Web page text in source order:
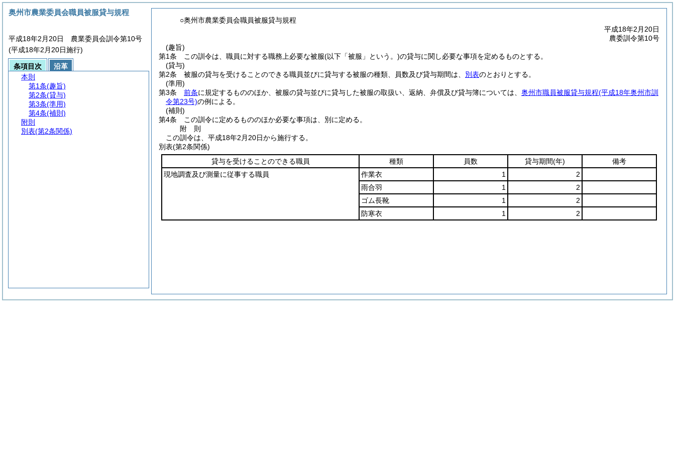
○奥州市農業委員会職員被服貸与規程
平成18年2月20日
農委訓令第10号
(趣旨)
第1条
この訓令は、職員に対する職務上必要な被服(以下「被服」という。)の貸与に関し必要な事項を定めるものとする。
(貸与)
第2条
被服の貸与を受けることのできる職員並びに貸与する被服の種類、員数及び貸与期間は、 別表のとおりとする。
(準用)
第3条
前条に規定するもののほか、被服の貸与並びに貸与した被服の取扱い、返納、弁償及び貸与簿については、 奥州市職員被服貸与規程(平成18年奥州市訓
令第23号)の例による。
(補則)
第4条
この訓令に定めるもののほか必要な事項は、別に定める。
附 則
この訓令は、平成18年2月20日から施行する。
別表(第2条関係)
貸与を受けることのできる職員
種類 員数 貸与期間(年)
備考
現地調査及び測量に従事する職員
作業衣 1
2
雨合羽
1
2
ゴム長靴
1
2
防寒衣
1 2
奥州市農業委員会職員被服貸与規程
平成18年2月20日 農業委員会訓令第10号
(平成18年2月20日施行)
条項目次
沿革
本則
第1条(趣旨)
第2条(貸与)
第3条(準用)
第4条(補則)
附則
別表(第2条関係)